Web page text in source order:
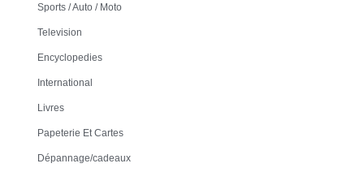
Sports / Auto / Moto
Television
Encyclopedies
International
Livres
Papeterie Et Cartes
Dépannage/cadeaux